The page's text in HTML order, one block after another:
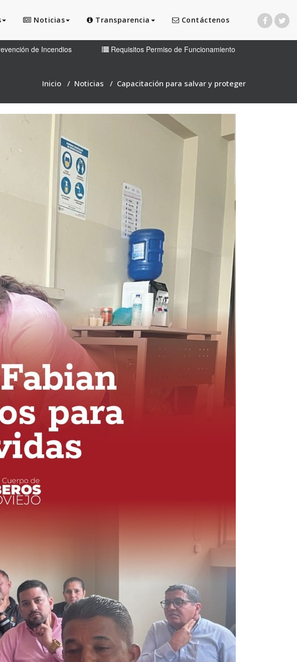
Noticias Transparencia Contáctenos
de Incendios Requisitos Permiso de Funcionamiento
Inicio / Noticias / Capacitación para salvar y proteger